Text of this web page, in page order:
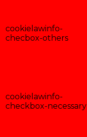
cookielawinfo-
checbox-others
cookielawinfo-
checkbox-necessary